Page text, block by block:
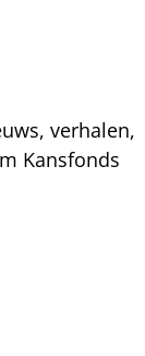
verhalen,
Kansfonds